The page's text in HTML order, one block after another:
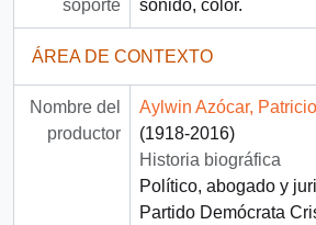
soporte sonido, color.
ÁREA DE CONTEXTO
Nombre del
productor
Aylwin Azócar,
(1918-2016)
Historia biográfica
Político, abogado y
Partido Demócrata